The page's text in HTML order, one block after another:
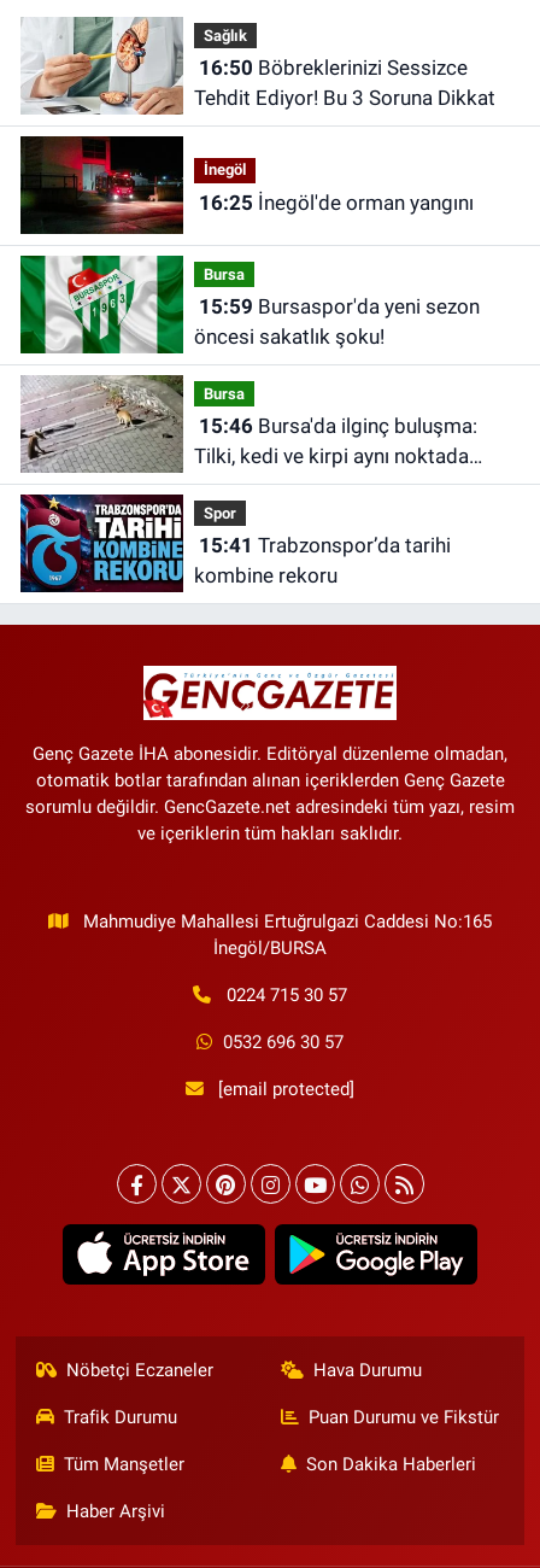
Sağlık
16:50
Tehdit Ediyor! Bu 3 Soruna Dikkat
İnegöl
16:25 İnegöl'de orman yangını
Bursa
15:59
öncesi sakatlık şoku!
Bursa
15:46Bursa'da ilginç buluşma:
Tilki, kedi ve kirpi aynı noktada
görüntülendi
Spor
15:41
kombine rekoru
Genç Gazete İHA abonesidir. Editöryal düzenleme olmadan,
otomatik botlar tarafından alınan içeriklerden Genç Gazete
sorumlu değildir. GencGazete.net adresindeki tüm yazı, resim
ve içeriklerin tüm hakları saklıdır.
Mahmudiye Mahallesi Ertuğrulgazi Caddesi No:165
İnegöl/BURSA
0224 715 30 57
0532 696 30 57
[email protected]
Nöbetçi Eczaneler Hava Durumu
Trafik Durumu Puan Durumu ve Fikstür
Tüm Manşetler Son Dakika Haberleri
Haber Arşivi